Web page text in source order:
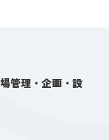
管理・企画・設